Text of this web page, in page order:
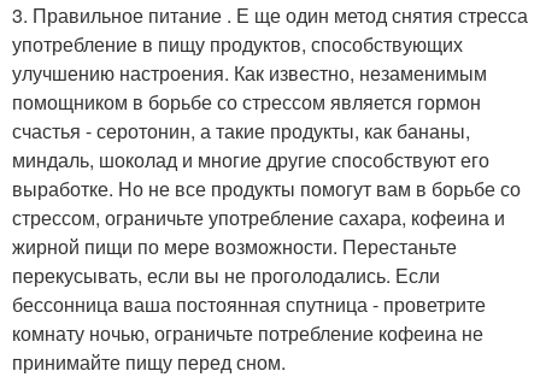
3. Правильное питание . Е ще один метод снятия стресса
употребление в пищу продуктов, способствующих
улучшению настроения. Как известно, незаменимым
помощником в борьбе со стрессом является гормон
счастья - серотонин, а такие продукты, как бананы,
миндаль, шоколад и многие другие способствуют его
выработке. Но не все продукты помогут вам в борьбе со
стрессом, ограничьте употребление сахара, кофеина и
жирной пищи по мере возможности. Перестаньте
перекусывать, если вы не проголодались. Если
бессонница ваша постоянная спутница - проветрите
комнату ночью, ограничьте потребление кофеина не
принимайте пищу перед сном.